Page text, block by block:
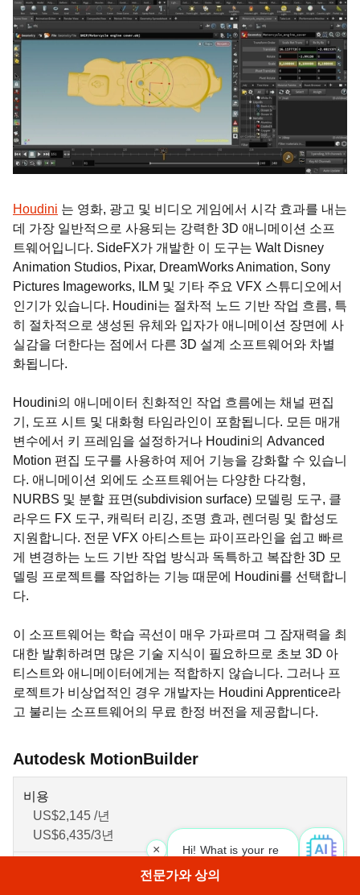
Houdini 는 영화, 광고 및 비디오 게임에서 시각 효과를 내는
데 가장 일반적으로 사용되는 강력한 3D 애니메이션 소프
트웨어입니다. SideFX가 개발한 이 도구는 Walt Disney
Animation Studios, Pixar, DreamWorks Animation, Sony
Pictures Imageworks, ILM 및 기타 주요 VFX 스튜디오에서
인기가 있습니다. Houdini는 절차적 노드 기반 작업 흐름, 특
히 절차적으로 생성된 유체와 입자가 애니메이션 장면에 사
실감을 더한다는 점에서 다른 3D 설계 소프트웨어와 차별
화됩니다.
Houdini의 애니메이터 친화적인 작업 흐름에는 채널 편집
기, 도프 시트 및 대화형 타임라인이 포함됩니다. 모든 매개
변수에서 키 프레임을 설정하거나 Houdini의 Advanced
Motion 편집 도구를 사용하여 제어 기능을 강화할 수 있습니
다. 애니메이션 외에도 소프트웨어는 다양한 다각형,
NURBS 및 분할 표면(subdivision surface) 모델링 도구, 클
라우드 FX 도구, 캐릭터 리깅, 조명 효과, 렌더링 및 합성도
지원합니다. 전문 VFX 아티스트는 파이프라인을 쉽고 빠르
게 변경하는 노드 기반 작업 방식과 독특하고 복잡한 3D 모
델링 프로젝트를 작업하는 기능 때문에 Houdini를 선택합니
다.
이 소프트웨어는 학습 곡선이 매우 가파르며 그 잠재력을 최
대한 발휘하려면 많은 기술 지식이 필요하므로 초보 3D 아
티스트와 애니메이터에게는 적합하지 않습니다. 그러나 프
로젝트가 비상업적인 경우 개발자는 Houdini Apprentice라
고 불리는 소프트웨어의 무료 한정 버전을 제공합니다.
Autodesk MotionBuilder
비용
US$2,145 /년
US$6,435/3년
Hi! What is your request? 👀
전문가와 상의